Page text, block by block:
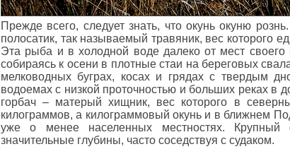
Прежде всего, следует знать, что окунь окуню
полосатик, так называемый травяник, вес которого
Эта рыба и в холодной воде далеко от мест своего
собираясь к осени в плотные стаи на береговых
мелководных буграх, косах и грядах с твердым
водоемах с низкой проточностью и больших реках в
горбач – матерый хищник, вес которого в
килограммов, а килограммовый окунь и в ближнем
уже о менее населенных местностях. Крупный
значительные глубины, часто соседствуя с судаком.